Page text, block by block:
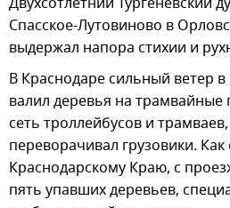
Спасское-Лутовиново в
выдержал напора стихии и
В Краснодаре сильный ветер
валил деревья на трамвайные
сеть троллейбусов и
переворачивал грузовики.
Краснодарскому Краю, с
пять упавших деревьев,